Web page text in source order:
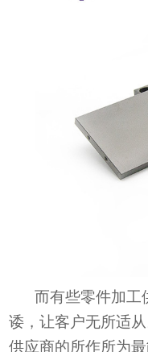
而有些零件加工
诿，让客户无所适
供应商的所作所为